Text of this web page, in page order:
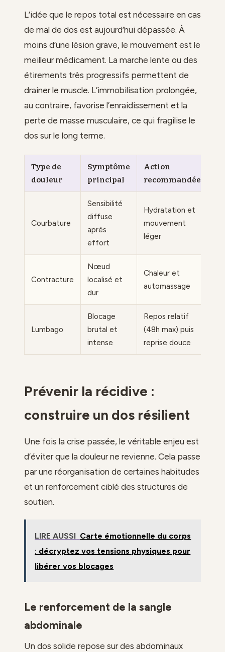
L’idée que le repos total est nécessaire en cas
de mal de dos est aujourd’hui dépassée. À
moins d’une lésion grave, le mouvement est le
meilleur médicament. La marche lente ou des
étirements très progressifs permettent de
drainer le muscle. L’immobilisation prolongée,
au contraire, favorise l’enraidissement et la
perte de masse musculaire, ce qui fragilise le
dos sur le long terme.
Type de
douleur
Symptôme
principal
Action
recommandée
Courbature
Sensibilité
diffuse
après
effort
Hydratation et
mouvement
léger
Contracture
Nœud
localisé et
dur
Chaleur et
automassage
Lumbago
Blocage
brutal et
intense
Repos relatif
(48h max) puis
reprise douce
Prévenir la récidive :
construire un dos résilient
Une fois la crise passée, le véritable enjeu est
d’éviter que la douleur ne revienne. Cela passe
par une réorganisation de certaines habitudes
et un renforcement ciblé des structures de
soutien.
LIRE AUSSI Carte émotionnelle du corps
: décryptez vos tensions physiques pour
libérer vos blocages
Le renforcement de la sangle
abdominale
Un dos solide repose sur des abdominaux